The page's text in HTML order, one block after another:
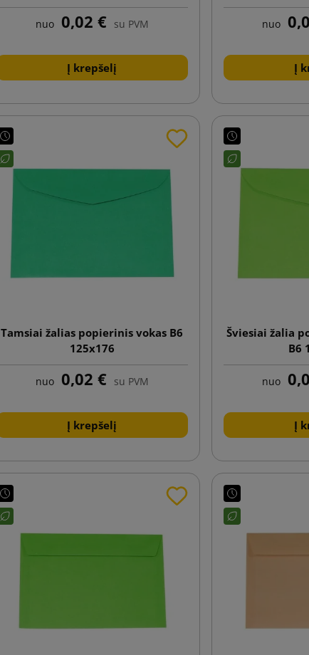
nuo 0,02 € su PVM
Į krepšelį
nuo
Į
Tamsiai žalias popierinis vokas B6
125x176
nuo 0,02 € su PVM
Į krepšelį
Šviesiai žalia
B6
nuo
Į